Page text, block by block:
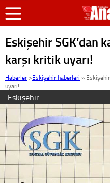
Eskişehir SGK’dan
karşı kritik uyarı!
Haberler >Eskişehir haberleri »
uyarı!
Eskişehir